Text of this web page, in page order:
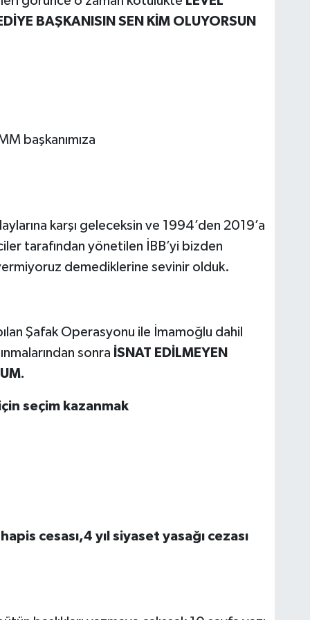
BAŞKANISIN SEN KİM OLUYORSUN
başkanımıza
karşı geleceksin ve 1994’den 2019’a
tarafından yönetilen İBB’yi bizden
demediklerine sevinir olduk.
Şafak Operasyonu ile İmamoğlu dahil
sonra İSNAT EDİLMEYEN
seçim kazanmak
cesası,4 yıl siyaset yasağı cezası